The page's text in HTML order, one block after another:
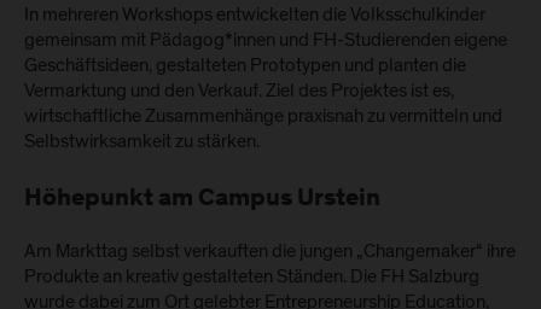
In mehreren Workshops entwickelten die Volksschulkinder
gemeinsam mit Pädagog*innen und FH-Studierenden eigene
Geschäftsideen, gestalteten Prototypen und planten die
Vermarktung und den Verkauf. Ziel des Projektes ist es,
wirtschaftliche Zusammenhänge praxisnah zu vermitteln und
Selbstwirksamkeit zu stärken.
Höhepunkt am Campus Urstein
Am Markttag selbst verkauften die jungen „Changemaker“ ihre
Produkte an kreativ gestalteten Ständen. Die FH Salzburg
wurde dabei zum Ort gelebter Entrepreneurship Education,